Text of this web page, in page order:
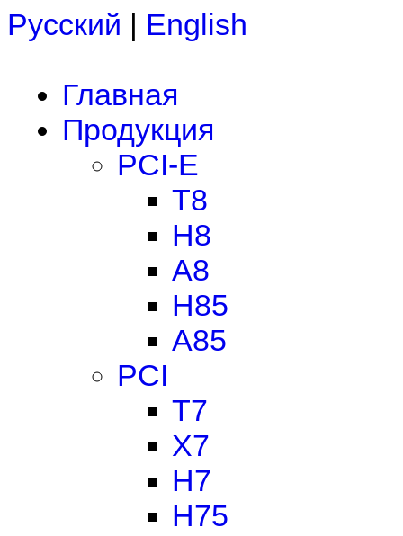
Русский | English
Главная
Продукция
PCI-E
T8
H8
A8
H85
A85
PCI
T7
X7
H7
H75